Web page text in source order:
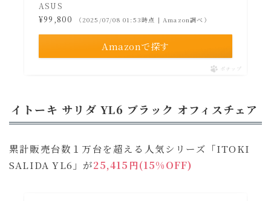
ASUS
¥99,800
（2025/07/08 01:53時点 | Amazon調べ）
Amazonで探す
ポチップ
イトーキ サリダ YL6 ブラック オフィスチェア
累計販売台数１万台を超える人気シリーズ「ITOKI
SALIDA YL6」が25,415円(15%OFF)